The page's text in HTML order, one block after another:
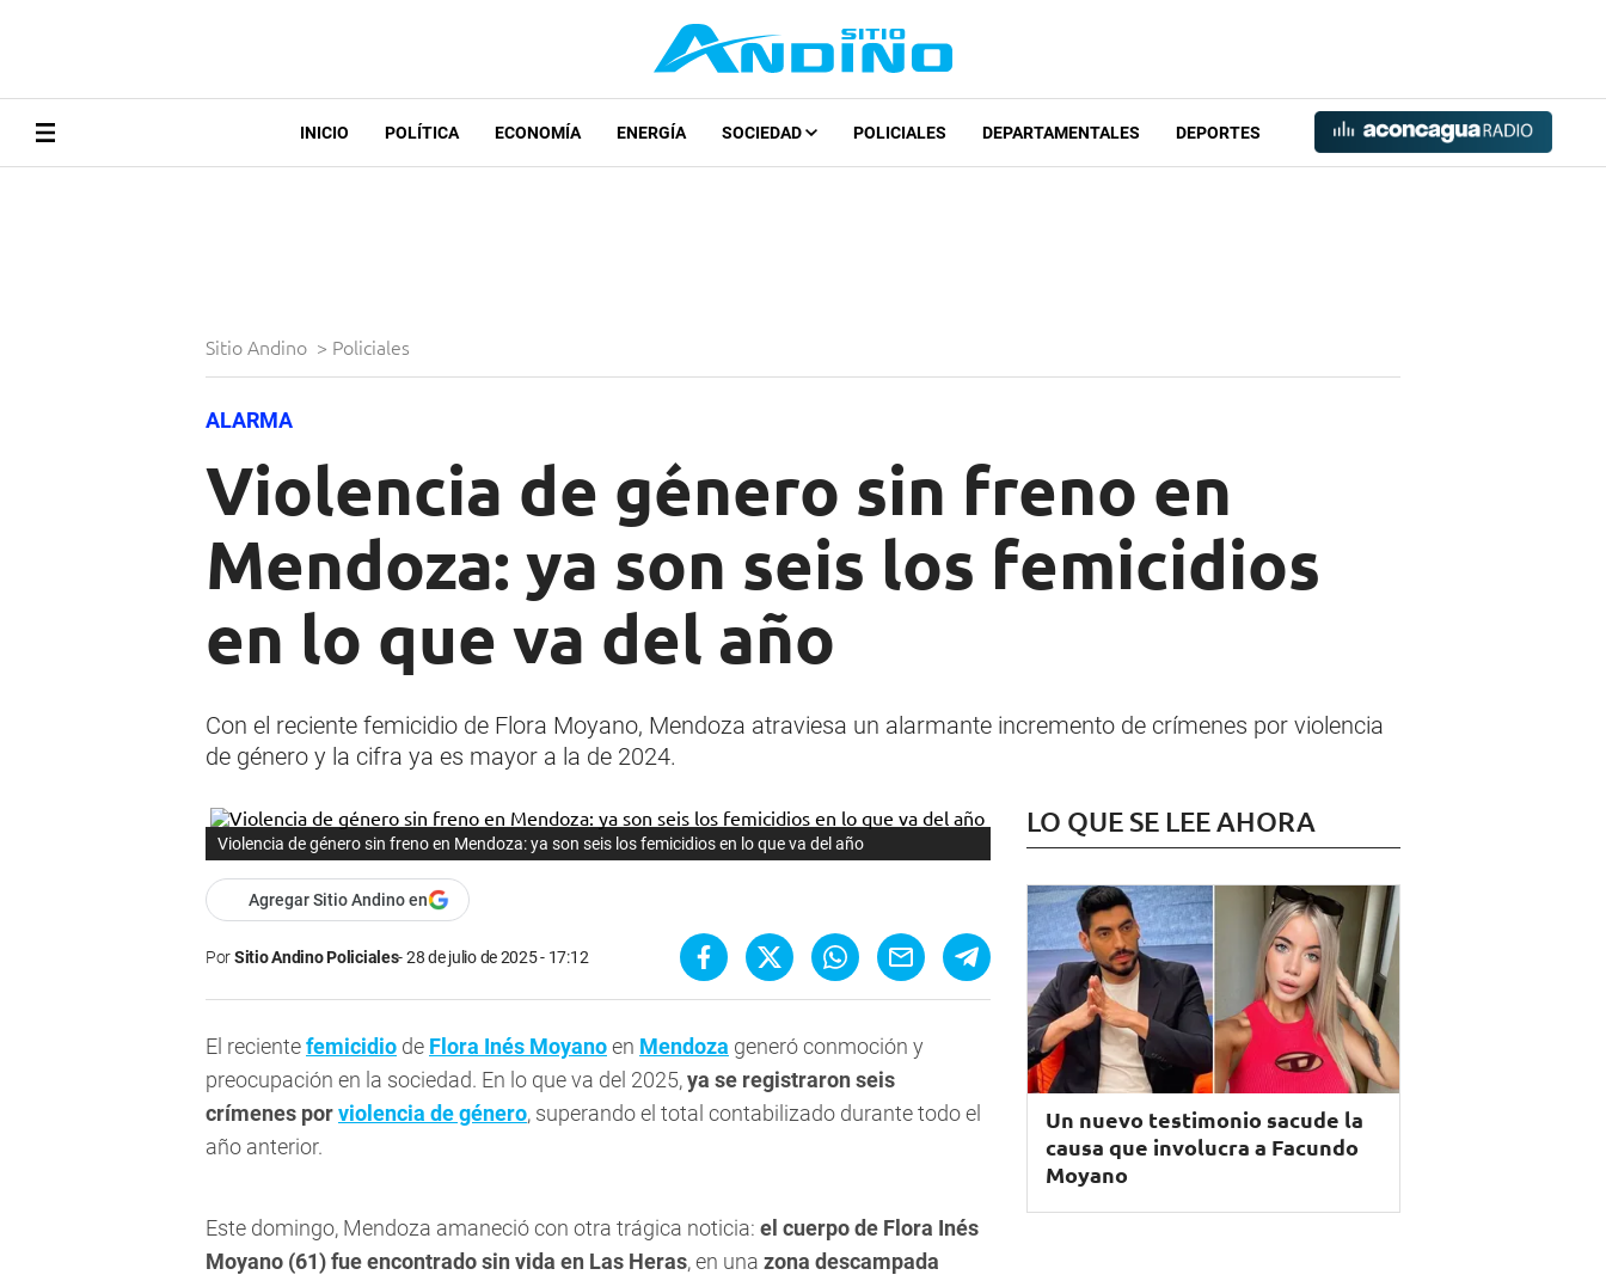
INICIO POLÍTICA ECONOMÍA ENERGÍA SOCIEDAD POLICIALES DEPARTAMENTALES DEPORTES
Sitio Andino > Policiales
ALARMA
Violencia de género sin freno en
Mendoza: ya son seis los femicidios
en lo que va del año
Con el reciente femicidio de Flora Moyano, Mendoza atraviesa un alarmante incremento de crímenes por violencia
de género y la cifra ya es mayor a la de 2024.
Violencia de género sin freno en Mendoza: ya son seis los femicidios en lo que va del año
Agregar Sitio Andino en
PorSitio Andino Policiales 28 de julio de 2025 - 17:12
El recientefemicidio de Flora Inés Moyanoen Mendoza generó conmoción y
preocupación en la sociedad. En lo que va del 2025,ya se registraron seis
crímenes porviolencia de género, superando el total contabilizado durante todo el
año anterior.
Este domingo, Mendoza amaneció con otra trágica noticia: el cuerpo de Flora Inés
Moyano (61) fue encontrado sin vida en Las Heras, en una zona descampada
LO QUE SE LEE AHORA
Un nuevo testimonio sacude la
causa que involucra a Facundo
Moyano